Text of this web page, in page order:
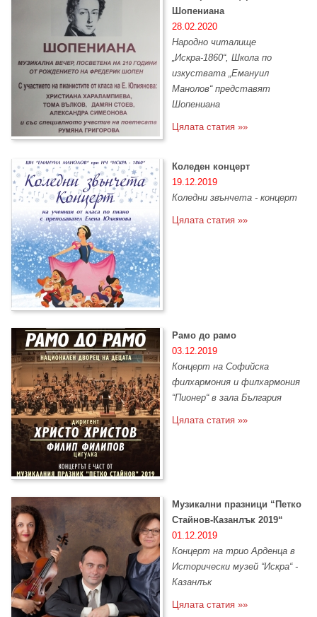
Шопениана
28.02.2020
Народно читалище
„Искра-1860“, Школа по
изкуствата „Емануил
Манолов“ представят
Шопениана
Цялата статия »»
Коледен концерт
19.12.2019
Коледни звънчета - концерт
Цялата статия »»
Рамо до рамо
03.12.2019
Концерт на Софийска
филхармония и филхармония
“Пионер“ в зала България
Цялата статия »»
Музикални празници “Петко
Стайнов-Казанлък 2019“
01.12.2019
Концерт на трио Арденца в
Исторически музей “Искра“ -
Казанлък
Цялата статия »»